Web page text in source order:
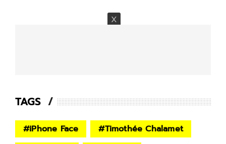
TAGS
#iPhone Face #Timothée Chalamet